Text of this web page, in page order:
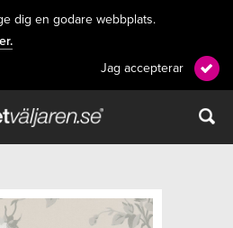
dig en godare webbplats.
Jag accepterar